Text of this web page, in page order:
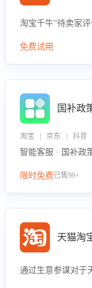
淘宝千牛“待卖家
免费试用
国补政
淘宝 | 京东 | 抖音
智能客服 · 国补政
限时免费已售99+
天猫淘
通过生意参谋对于